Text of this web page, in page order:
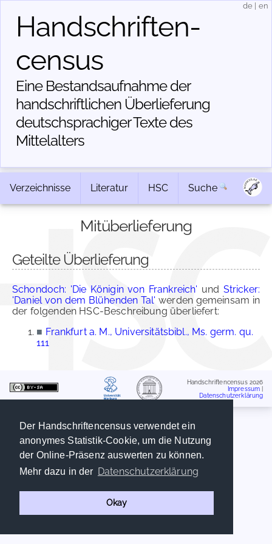
Der Handschriftencensus verwendet ein
anonymes Statistik-Cookie, um die Nutzung
der Online-Präsenz auswerten zu können.
Mehr dazu in der Datenschutzerklärung
Okay
Handschriften­
census
Eine Bestandsaufnahme der
handschriftlichen Über­lieferung
deutschsprachiger Texte des
Mittelalters
de en
Verzeichnisse Literatur HSC Suche
Mitüberlieferung
Geteilte Überlieferung
Schondoch: 'Die Königin von Frankreich' und Stricker:
'Daniel von dem Blühenden Tal' werden gemeinsam in
der folgenden HSC-Beschreibung überliefert:
■ Frankfurt a. M., Universitätsbibl., Ms. germ. qu.
111
Handschriftencensus 2026
Impressum
Datenschutzerklärung